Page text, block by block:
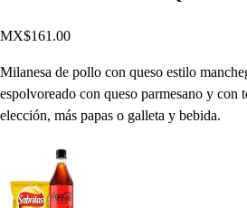
MX$161.00
Milanesa de pollo con queso estilo
espolvoreado con queso parmesano y con
elección, más papas o galleta y bebida.